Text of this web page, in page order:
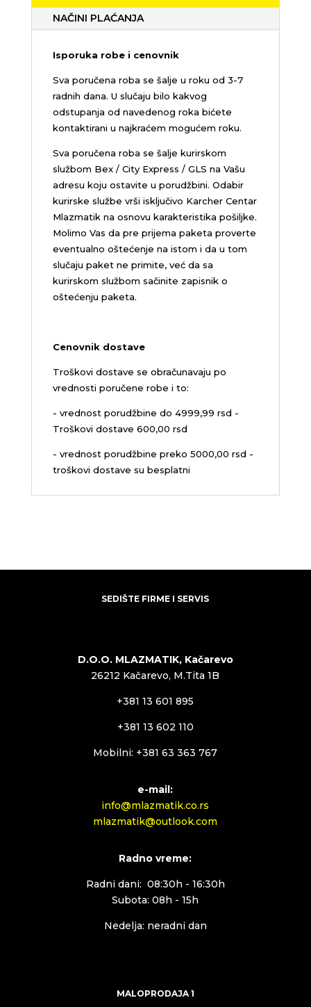
NAČINI PLAĆANJA
Isporuka robe i cenovnik
Sva poručena roba se šalje u roku od 3-7
radnih dana. U slučaju bilo kakvog
odstupanja od navedenog roka bićete
kontaktirani u najkraćem mogućem roku.
Sva poručena roba se šalje kurirskom
službom Bex / City Express / GLS na Vašu
adresu koju ostavite u porudžbini. Odabir
kurirske službe vrši isključivo Karcher Centar
Mlazmatik na osnovu karakteristika pošiljke.
Molimo Vas da pre prijema paketa proverte
eventualno oštećenje na istom i da u tom
slučaju paket ne primite, već da sa
kurirskom službom sačinite zapisnik o
oštećenju paketa.
Cenovnik dostave
Troškovi dostave se obračunavaju po
vrednosti poručene robe i to:
- vrednost porudžbine do 4999,99 rsd -
Troškovi dostave 600,00 rsd
- vrednost porudžbine preko 5000,00 rsd -
troškovi dostave su besplatni
SEDIŠTE FIRME I SERVIS
D.O.O. MLAZMATIK, Kačarevo
26212 Kačarevo, M.Tita 1B
+381 13 601 895
+381 13 602 110
Mobilni: +381 63 363 767
e-mail:
info@mlazmatik.co.rs
mlazmatik@outlook.com
Radno vreme:
Radni dani: 08:30h - 16:30h
Subota: 08h - 15h
Nedelja: neradni dan
MALOPRODAJA 1